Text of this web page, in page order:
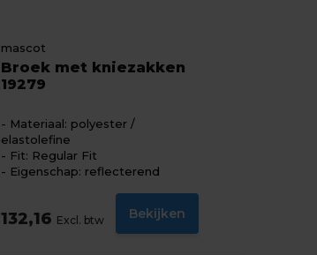
mascot
Broek met kniezakken
19279
Materiaal: polyester /
elastolefine
Fit: Regular Fit
Eigenschap: reflecterend
132,16 Excl. btw Bekijken